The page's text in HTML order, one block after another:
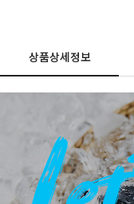
상품상세정보